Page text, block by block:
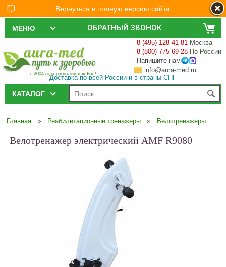
ОБРАТНЫЙ ЗВОНОК
МЕНЮ
с 2004 года работаем для Вас!
8 (495) 128-41-81 Москва
8 (800) 775-69-28 По России
Напишите нам
info@aura-med.ru
Доставка по всей России и в страны СНГ
КАТАЛОГ
Главная » Реабилитационные тренажеры » Велотренажеры
Велотренажер электрический AMF R9080
Вернуться в полную версию сайта